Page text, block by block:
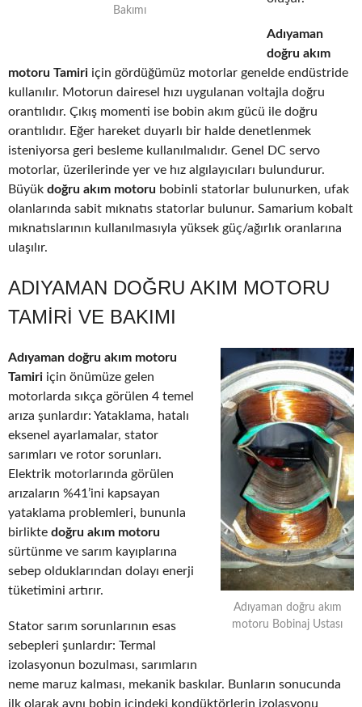
Bakımı
Adıyaman
doğru akım
motoru Tamiri için gördüğümüz motorlar genelde endüstride
kullanılır. Motorun dairesel hızı uygulanan voltajla doğru
orantılıdır. Çıkış momenti ise bobin akım gücü ile doğru
orantılıdır. Eğer hareket duyarlı bir halde denetlenmek
isteniyorsa geri besleme kullanılmalıdır. Genel DC servo
motorlar, üzerilerinde yer ve hız algılayıcıları bulundurur.
Büyük doğru akım motoru bobinli statorlar bulunurken, ufak
olanlarında sabit mıknatıs statorlar bulunur. Samarium kobalt
mıknatıslarının kullanılmasıyla yüksek güç/ağırlık oranlarına
ulaşılır.
ADIYAMAN DOĞRU AKIM MOTORU
TAMIRI VE BAKIMI
Adıyaman doğru akım
motoru Bobinaj Ustası
Adıyaman doğru akım motoru
Tamiri için önümüze gelen
motorlarda sıkça görülen 4 temel
arıza şunlardır: Yataklama, hatalı
eksenel ayarlamalar, stator
sarımları ve rotor sorunları.
Elektrik motorlarında görülen
arızaların %41’ini kapsayan
yataklama problemleri, bununla
birlikte doğru akım motoru
sürtünme ve sarım kayıplarına
sebep olduklarından dolayı enerji
tüketimini artırır.
Stator sarım sorunlarının esas
sebepleri şunlardır: Termal
izolasyonun bozulması, sarımların
neme maruz kalması, mekanik baskılar. Bunların sonucunda
ilk olarak aynı bobin içindeki kondüktörlerin izolasyonu